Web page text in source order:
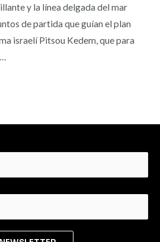
y la línea delgada del mar
de partida que guían el plan
israelí Pitsou Kedem, que para